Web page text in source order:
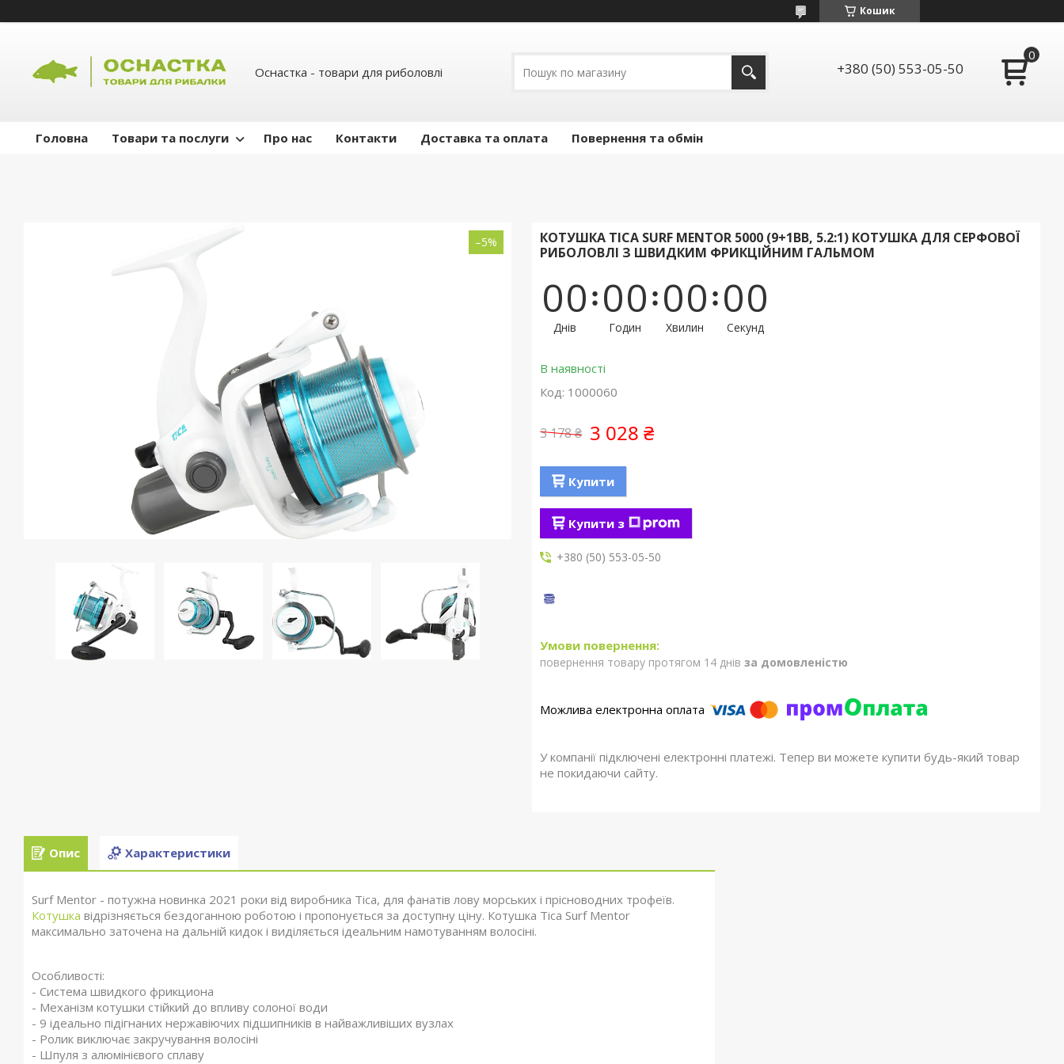
Кошик
Оснастка - товари для риболовлі +380 (50) 553-05-50
Головна Товари та послуги Про нас Контакти Доставка та оплата Повернення та обмін
–5%
КОТУШКА TICA SURF MENTOR 5000 (9+1BB, 5.2:1) КОТУШКА ДЛЯ СЕРФОВОЇ
РИБОЛОВЛІ З ШВИДКИМ ФРИКЦІЙНИМ ГАЛЬМОМ
00
Днів
00
Годин
00
Хвилин
00
Секунд
В наявності
Код: 1000060
3 178 ₴ 3 028 ₴
Купити
Купити з
+380 (50) 553-05-50
повернення товару протягом 14 днів за домовленістю
У компанії підключені електронні платежі. Тепер ви можете купити будь-який товар
не покидаючи сайту.
Опис Характеристики
Surf Mentor - потужна новинка 2021 роки від виробника Tica, для фанатів лову морських і прісноводних трофеїв.
Котушка відрізняється бездоганною роботою і пропонується за доступну ціну. Котушка Tica Surf Mentor
максимально заточена на дальній кидок і виділяється ідеальним намотуванням волосіні.
Особливості:
- Система швидкого фрикциона
- Механізм котушки стійкий до впливу солоної води
- 9 ідеально підігнаних нержавіючих підшипників в найважливіших вузлах
- Ролик виключає закручування волосіні
- Шпуля з алюмінієвого сплаву